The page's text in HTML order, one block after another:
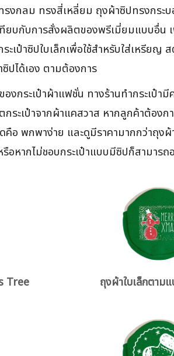
งกลม ทรงสี่เหลี่ยม ถุงผ้าซิปทรงกระ
ทียบกับการสั่งผลิตของพรีเมี่ยมแบบอื่น
เป๋าซิปใบเล็กเพื่อใช้สำหรับใส่เหรียญ
ปได้เอง ตามต้องการ
องกระเป๋าผ้าแฟชั่น ทางร้านทำกระเป๋
ระเป๋าจากผ้าแคสวาส หากลูกค้าต้อง
อ พกพาง่าย และดูมีราคามากกว่าถุง
อหากไม่ชอบกระเป๋าแบบมีซิปก็สามาร
Tree ถุงผ้าใบเล็กตาม